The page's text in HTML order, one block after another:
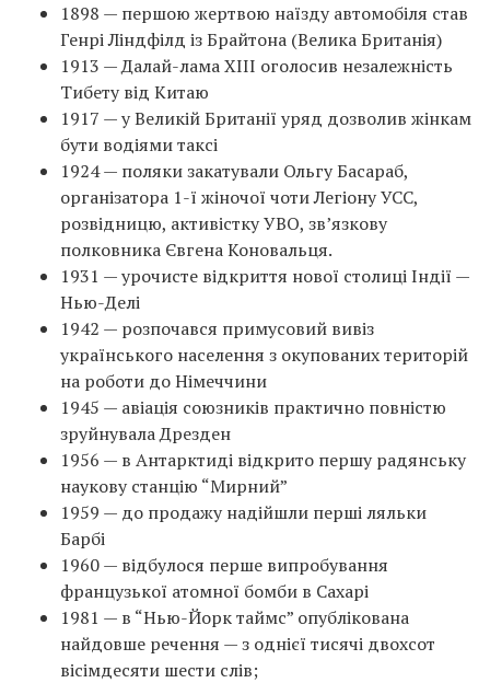
1898 — першою жертвою наїзду автомобіля став
Генрі Ліндфілд із Брайтона (Велика Британія)
1913 — Далай-лама XIII оголосив незалежність
Тибету від Китаю
1917 — у Великій Британії уряд дозволив жінкам
бути водіями таксі
1924 — поляки закатували Ольгу Басараб,
організатора 1-ї жіночої чоти Легіону УСС,
розвідницю, активістку УВО, зв’язкову
полковника Євгена Коновальця.
1931 — урочисте відкриття нової столиці Індії —
Нью-Делі
1942 — розпочався примусовий вивіз
українського населення з окупованих територій
на роботи до Німеччини
1945 — авіація союзників практично повністю
зруйнувала Дрезден
1956 — в Антарктиді відкрито першу радянську
наукову станцію “Мирний”
1959 — до продажу надійшли перші ляльки
Барбі
1960 — відбулося перше випробування
французької атомної бомби в Сахарі
1981 — в “Нью-Йорк таймс” опублікована
найдовше речення — з однієї тисячі двохсот
вісімдесяти шести слів;